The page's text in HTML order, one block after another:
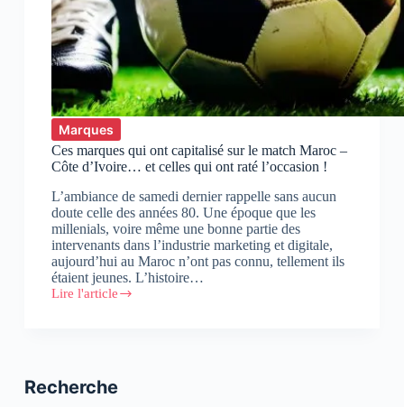
Marques
Ces marques qui ont capitalisé sur le match Maroc –
Côte d’Ivoire… et celles qui ont raté l’occasion !
L’ambiance de samedi dernier rappelle sans aucun
doute celle des années 80. Une époque que les
millenials, voire même une bonne partie des
intervenants dans l’industrie marketing et digitale,
aujourd’hui au Maroc n’ont pas connu, tellement ils
étaient jeunes. L’histoire…
Lire l'article
Ces
le
Recherche